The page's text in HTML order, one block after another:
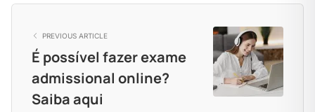
PREVIOUS ARTICLE
É possível fazer exame
admissional online?
Saiba aqui